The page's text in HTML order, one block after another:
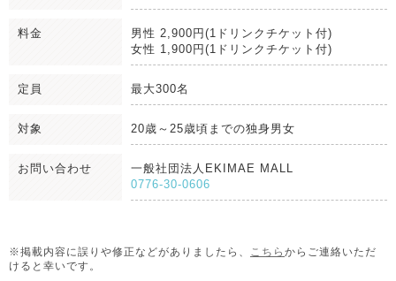
料金
男性 2,900円(1ドリンクチケット付)
女性 1,900円(1ドリンクチケット付)
定員 最大300名
対象 20歳～25歳頃までの独身男女
お問い合わせ
一般社団法人EKIMAE MALL
0776-30-0606
※掲載内容に誤りや修正などがありましたら、 こちら からご連絡いただ
けると幸いです。